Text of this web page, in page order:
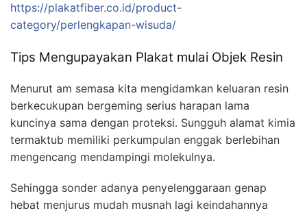
https://plakatfiber.co.id/product-
category/perlengkapan-wisuda/
Tips Mengupayakan Plakat mulai Objek Resin
Menurut am semasa kita mengidamkan keluaran resin
berkecukupan bergeming serius harapan lama
kuncinya sama dengan proteksi. Sungguh alamat kimia
termaktub memiliki perkumpulan enggak berlebihan
mengencang mendampingi molekulnya.
Sehingga sonder adanya penyelenggaraan genap
hebat menjurus mudah musnah lagi keindahannya